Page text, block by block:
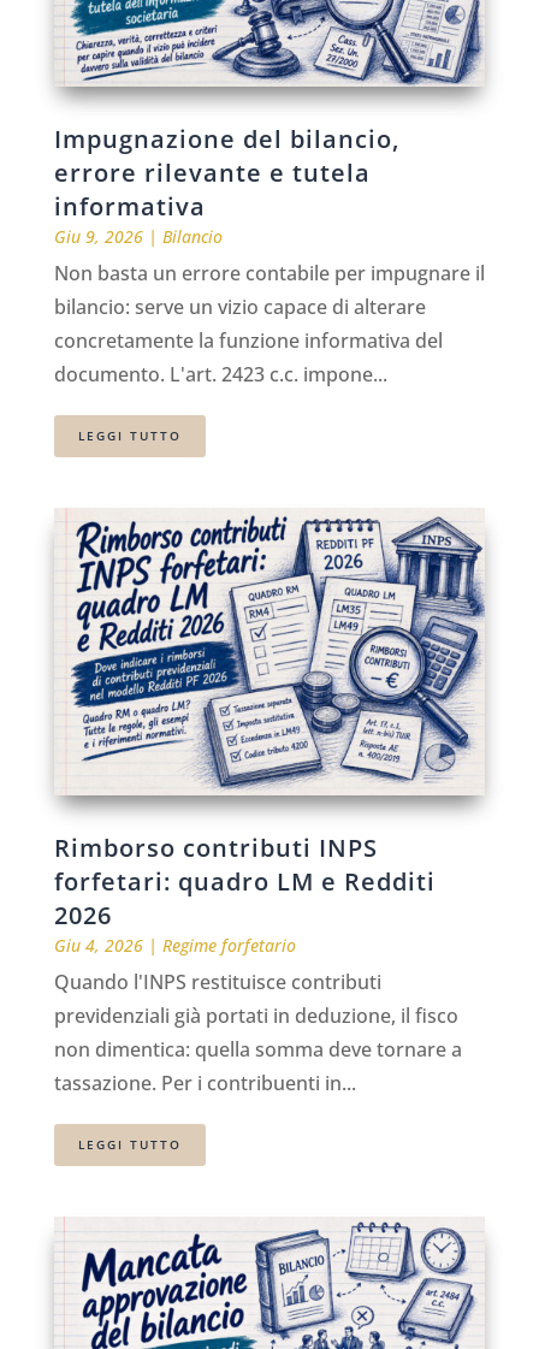
Impugnazione del bilancio,
errore rilevante e tutela
informativa
Giu 9, 2026| Bilancio
Non basta un errore contabile per impugnare il
bilancio: serve un vizio capace di alterare
concretamente la funzione informativa del
documento. L'art. 2423 c.c. impone...
LEGGI TUTTO
Rimborso contributi INPS
forfetari: quadro LM e Redditi
2026
Giu 4, 2026| Regime forfetario
Quando l'INPS restituisce contributi
previdenziali già portati in deduzione, il fisco
non dimentica: quella somma deve tornare a
tassazione. Per i contribuenti in...
LEGGI TUTTO